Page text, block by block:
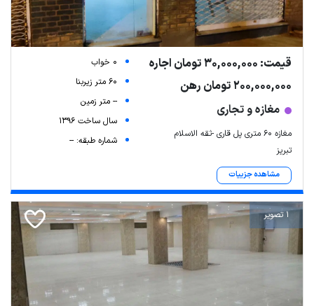
قیمت: 30,000,000 تومان اجاره
200,000,000 تومان رهن
مغازه و تجاری
مغازه ۶۰ متری پل قاری -ثقه الاسلام
تبریز
مشاهده جزییات
0 خواب
60 متر زیربنا
-- متر زمین
سال ساخت 1396
شماره طبقه: --
1 تصویر